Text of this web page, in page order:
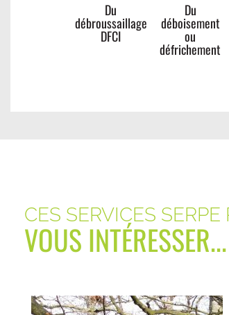
Du
débroussaillage
DFCI
Du
déboisement
ou
défrichement
CES SERVICES
VOUS INTÉRESSER...